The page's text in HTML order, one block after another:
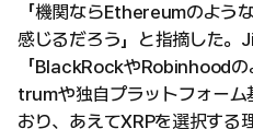
「機関ならEthereumのよう
感じるだろう」と指摘した。
「BlackRockやRobinhood
trumや独自プラットフォー
おり、あえてXRPを選択する